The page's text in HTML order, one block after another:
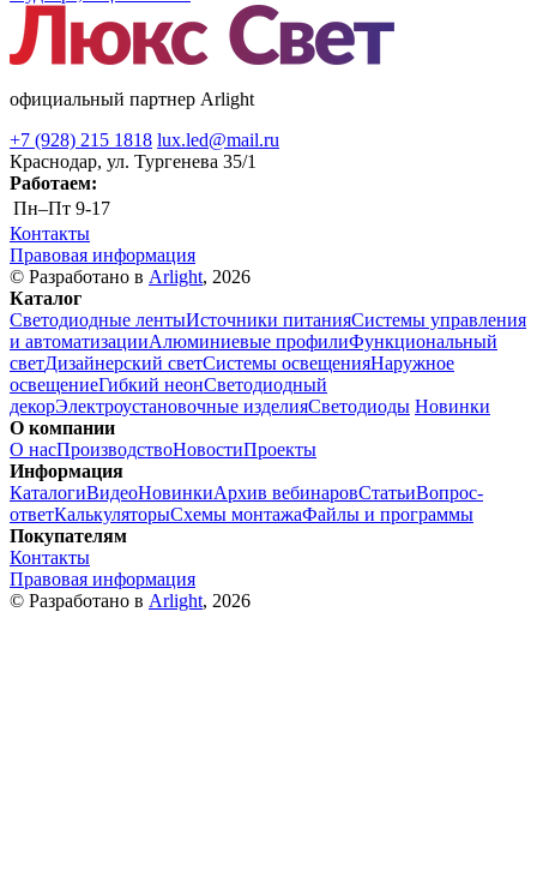
официальный партнер Arlight
+7 (928) 215 1818 lux.led@mail.ru
Краснодар, ул. Тургенева 35/1
Работаем:
Пн–Пт 9-17
Контакты
Правовая информация
© Разработано в Arlight, 2026
Каталог
Светодиодные лентыИсточники питанияСистемы управления
и автоматизацииАлюминиевые профилиФункциональный
светДизайнерский светСистемы освещенияНаружное
освещениеГибкий неонСветодиодный
декорЭлектроустановочные изделияСветодиоды Новинки
О компании
О насПроизводствоНовостиПроекты
Информация
КаталогиВидеоНовинкиАрхив вебинаровСтатьиВопрос-
ответКалькуляторыСхемы монтажаФайлы и программы
Покупателям
Контакты
Правовая информация
© Разработано в Arlight, 2026